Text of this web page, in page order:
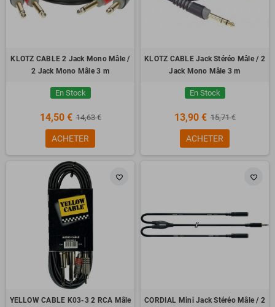
KLOTZ CABLE 2 Jack Mono Mâle /
2 Jack Mono Mâle 3 m
En Stock
14,50 € 14,63 €
ACHETER
KLOTZ CABLE Jack Stéréo Mâle / 2
Jack Mono Mâle 3 m
En Stock
13,90 € 15,71 €
ACHETER
favorite_border
YELLOW CABLE K03-3 2 RCA Mâle
favorite_border
CORDIAL Mini Jack Stéréo Mâle / 2